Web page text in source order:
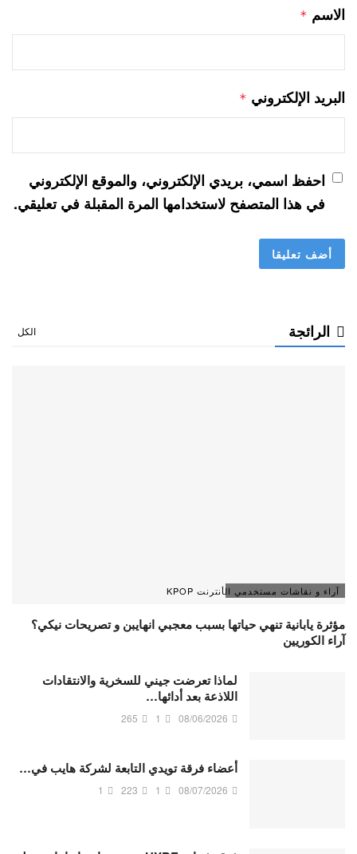
الاسم *
البريد الإلكتروني *
احفظ اسمي، بريدي الإلكتروني، والموقع الإلكتروني
في هذا المتصفح لاستخدامها المرة المقبلة في تعليقي.
الرائجة الكل
آراء و نقاشات مستخدمي الأنترنت KPOP
مؤثرة يابانية تنهي حياتها بسبب معجبي انهايبن و تصريحات نيكي؟
آراء الكوريين
لماذا تعرضت جيني للسخرية والانتقادات
اللاذعة بعد أدائها…
08/06/2026
1
265
أعضاء فرقة تويدي التابعة لشركة هايب في…
08/07/2026
1
223
1